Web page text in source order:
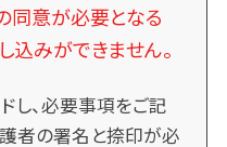
同意が必要となる
込みができません。
し、必要事項をご記
護者の署名と捺印が必